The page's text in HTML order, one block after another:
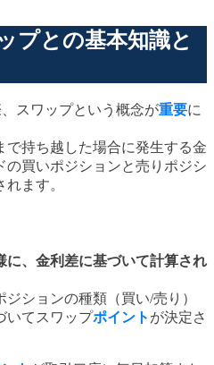
プとの基本知識と
スワップという概念が重要に
で持ち越した場合に発生する金
買いポジションと売りポジシ
ます。
に、金利差に基づいて計算され
ションの種類（買い/売り）
いてスワップポイント が決定さ